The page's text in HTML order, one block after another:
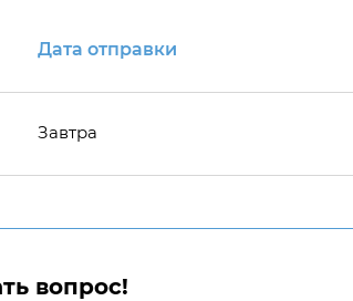
Дата отправки
Завтра
вопрос!